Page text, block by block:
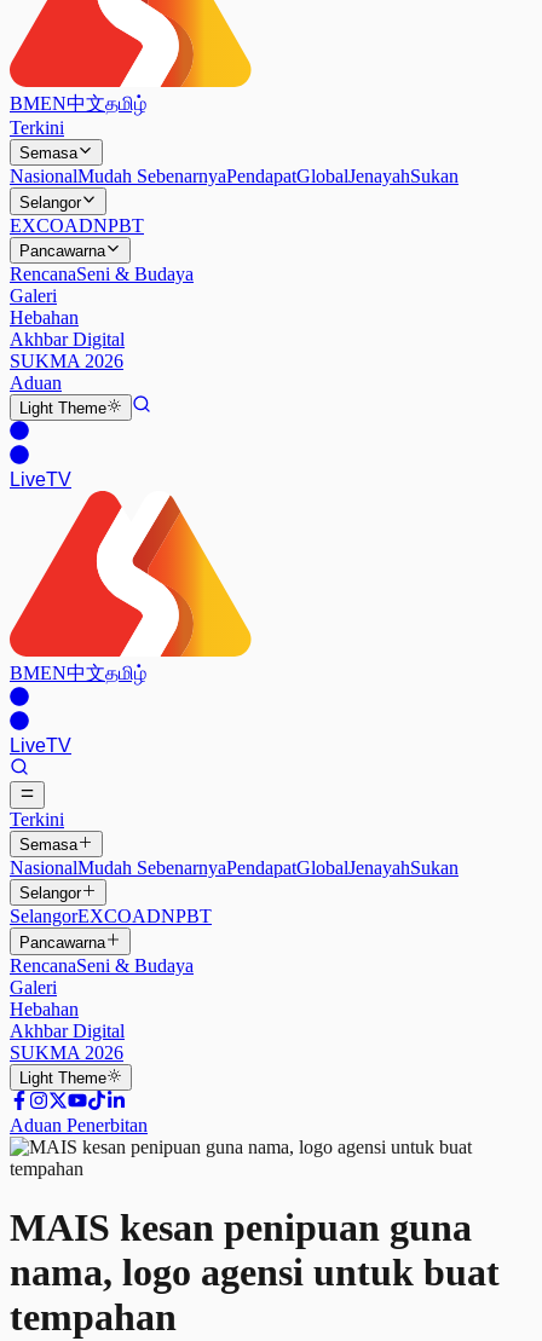
BMEN中文தமிழ்
Terkini
Semasa
NasionalMudah SebenarnyaPendapatGlobalJenayahSukan
Selangor
EXCOADNPBT
Pancawarna
RencanaSeni & Budaya
Galeri
Hebahan
Akhbar Digital
SUKMA 2026
Aduan
Light Theme
LiveTV
BMEN中文தமிழ்
LiveTV
Terkini
Semasa
NasionalMudah SebenarnyaPendapatGlobalJenayahSukan
Selangor
SelangorEXCOADNPBT
Pancawarna
RencanaSeni & Budaya
Galeri
Hebahan
Akhbar Digital
SUKMA 2026
Light Theme
Aduan Penerbitan
MAIS kesan penipuan guna
nama, logo agensi untuk buat
tempahan